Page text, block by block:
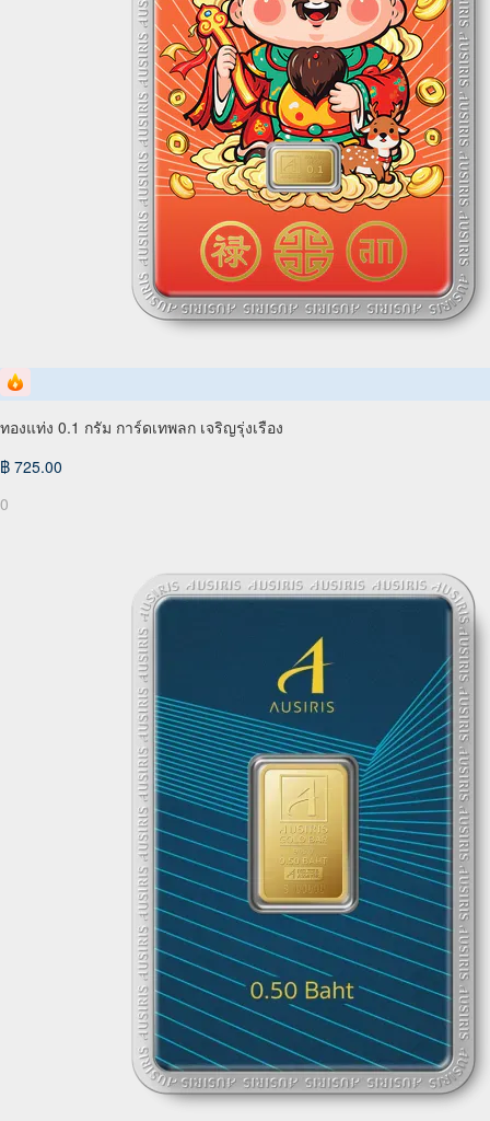
ทองแท่ง 0.1 กรัม การ์ดเทพลก เจริญรุ่งเรือง
฿ 725.00
0